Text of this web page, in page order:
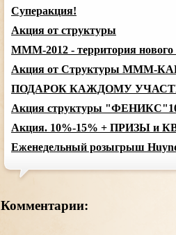
Суперакция!
Акция от структуры
МММ-2012 - территория нового
Акция от Структуры МММ-
ПОДАРОК КАЖДОМУ
Акция структуры
Акция. 10%-15% + ПРИЗЫ и
Еженедельный розыгрыш
Комментарии: